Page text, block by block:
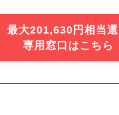
最大201,630円相当
専用窓口はこちら